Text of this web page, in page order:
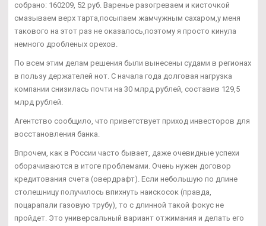
собрано: 160209, 52 руб. Варенье разогреваем и кисточкой
смазываем верх тарта,посыпаем жамчужным сахаром,у меня
такового на этот раз не оказалось,поэтому я просто кинула
немного дробленых орехов.
По всем этим делам решения были вынесены судами в регионах
в пользу держателей нот. С начала года долговая нагрузка
компании снизилась почти на 30 млрд рублей, составив 129,5
млрд рублей.
Агентство сообщило, что приветствует приход инвесторов для
восстановления банка.
Впрочем, как в России часто бывает, даже очевидные успехи
оборачиваются в итоге проблемами. Очень нужен договор
кредитования счета (овердрафт). Если небольшую по длине
столешницу получилось впихнуть наискосок (правда,
поцарапали газовую трубу), то с длинной такой фокус не
пройдет. Это универсальный вариант отжимания и делать его